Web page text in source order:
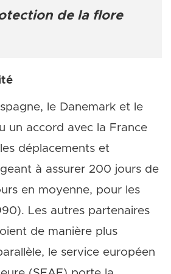
de la flore
le Danemark et le
un accord avec la France
déplacements et
à assurer 200 jours de
en moyenne, pour les
Les autres partenaires
de manière plus
le service européen